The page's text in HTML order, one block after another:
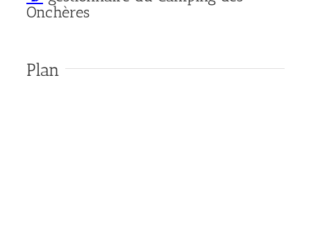
Onchères
Plan